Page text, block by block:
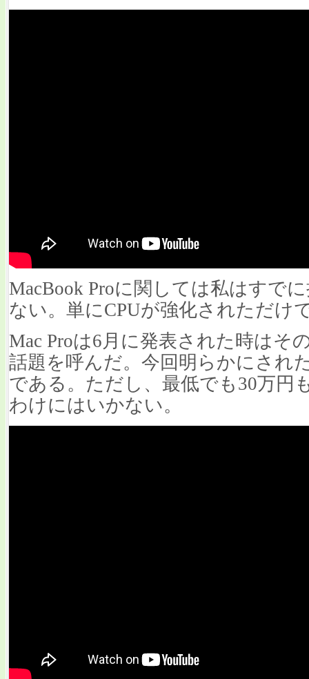
MacBook Proに関しては私はすで
ない。単にCPUが強化されただけ
Mac Proは6月に発表された時はそ
話題を呼んだ。今回明らかにされ
である。ただし、最低でも30万円
わけにはいかない。